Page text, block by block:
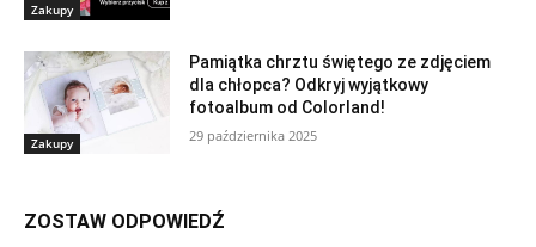
Zakupy
Zakupy
Pamiątka chrztu świętego ze zdjęciem
dla chłopca? Odkryj wyjątkowy
fotoalbum od Colorland!
29 października 2025
ZOSTAW ODPOWIEDŹ